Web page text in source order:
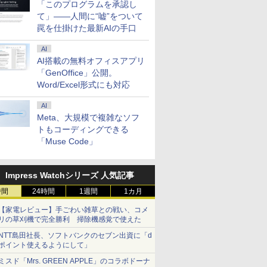
「このプログラムを承認し
て」――人間に“嘘”をついて
罠を仕掛けた最新AIの手口
AI
AI搭載の無料オフィスアプリ
「GenOffice」公開。
Word/Excel形式にも対応
AI
Meta、大規模で複雑なソフ
トもコーディングできる
「Muse Code」
Impress Watchシリーズ 人気記事
24時間 1週間 1カ月
家電レビュー】手ごわい雑草との戦い、コメ
の草刈機で完全勝利 掃除機感覚で使えた
島田社長、ソフトバンクのセブン出資に「d
イント使えるようにして」
スド「Mrs. GREEN APPLE」のコラボドーナ